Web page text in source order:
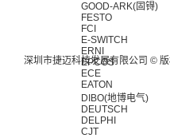
GOOD-ARK(固锝)
FESTO
FCI
E-SWITCH
ERNI
EPCOS
ECE
EATON
DIBO(地博电气)
DEUTSCH
DELPHI
CJT
深圳市捷迈科技发展有限公司 ©